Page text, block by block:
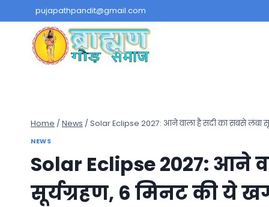
to
content
pujapathpandit@gmail.com
Home / News / Solar Eclipse 2027: आने वाला है सदी का सबसे लंबा
NEWS
Solar Eclipse 2027: आने
सूर्यग्रहण, 6 मिनट की ये